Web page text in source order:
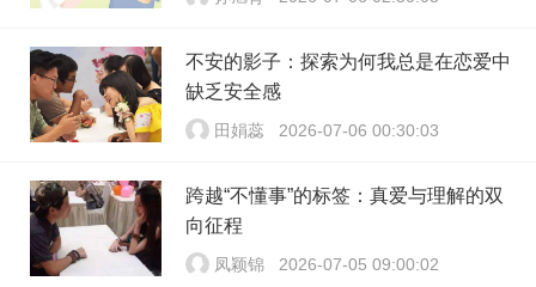
不安的影子：探索为何我总是在恋爱中
缺乏安全感
田娟蕊 2026-07-06 00:30:03
跨越“不懂事”的标签：真爱与理解的双
向征程
凤颖锦 2026-07-05 09:00:02